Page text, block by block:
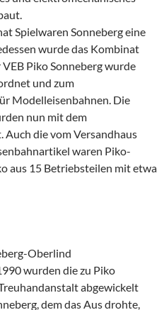
Spielwaren Sonneberg eine
wurde das Kombinat
Piko Sonneberg wurde
und zum
Modelleisenbahnen. Die
nun mit dem
Auch die vom Versandhaus
waren Piko-
aus 15 Betriebsteilen mit etwa
Oberlind
wurden die zu Piko
abgewickelt
dem das Aus drohte,